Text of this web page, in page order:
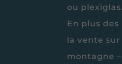
ou plexiglas.
En plus
la vente
montagne